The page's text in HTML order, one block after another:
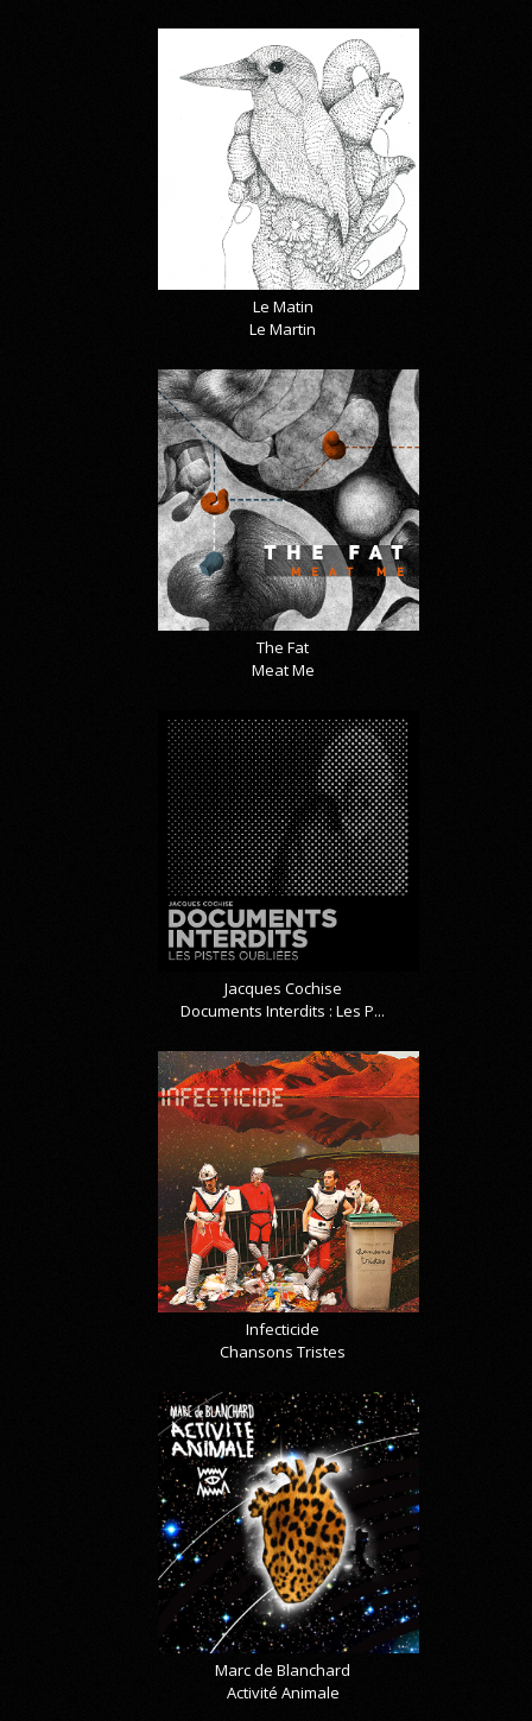
Le Matin
Le Martin
The Fat
Meat Me
Jacques Cochise
Documents Interdits : Les P...
Infecticide
Chansons Tristes
Marc de Blanchard
Activité Animale